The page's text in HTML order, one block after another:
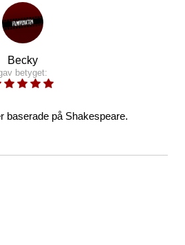
Becky
betyget:
baserade på Shakespeare.